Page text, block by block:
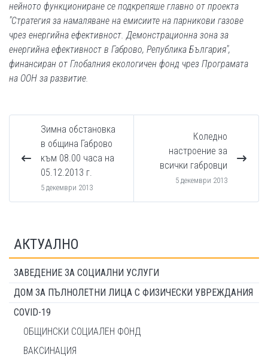
нейното функциониране се подкрепяше главно от проекта
"Стратегия за намаляване на емисиите на парникови газове
чрез енергийна ефективност. Демонстрационна зона за
енергийна ефективност в Габрово, Република България",
финансиран от Глобалния екологичен фонд чрез Програмата
на ООН за развитие.
Зимна обстановка
в община Габрово
към 08.00 часа на
05.12.2013 г.
5 декември 2013
Коледно
настроение за
всички габровци
5 декември 2013
АКТУАЛНО
ЗАВЕДЕНИЕ ЗА СОЦИАЛНИ УСЛУГИ
ДОМ ЗА ПЪЛНОЛЕТНИ ЛИЦА С ФИЗИЧЕСКИ УВРЕЖДАНИЯ
COVID-19
ОБЩИНСКИ СОЦИАЛЕН ФОНД
ВАКСИНАЦИЯ